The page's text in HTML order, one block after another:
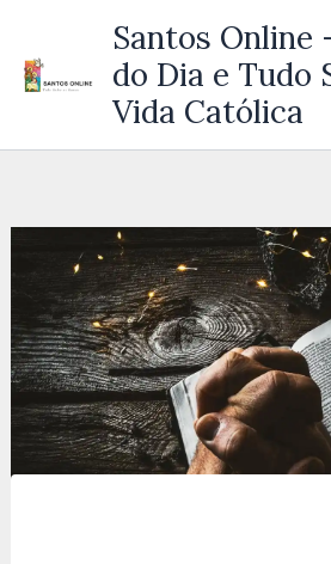
Santos Online
do Dia e Tudo
Vida Católica